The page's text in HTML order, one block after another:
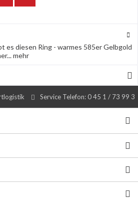
es diesen Ring - warmes 585er Gelbgold
mehr
Service Telefon: 0 45 1 / 73 99 3